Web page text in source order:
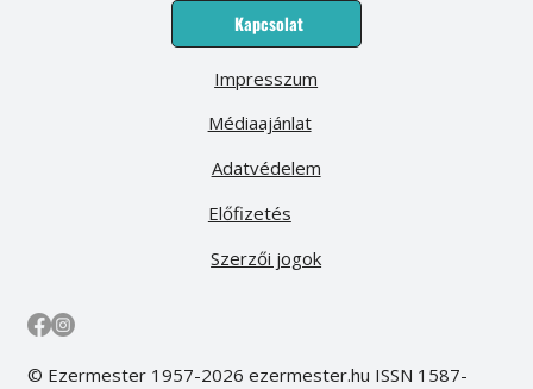
Kapcsolat
Médiaajánlat
Előfizetés
Impresszum
Adatvédelem
Szerzői jogok
© Ezermester 1957-2026 ezermester.hu ISSN 1587-